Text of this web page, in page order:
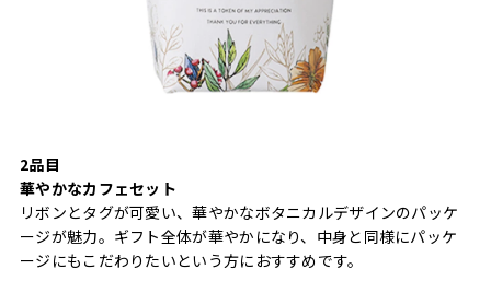
2品目
華やかなカフェセット
リボンとタグが可愛い、華やかなボタニカルデザインのパッケ
ージが魅力。ギフト全体が華やかになり、中身と同様にパッケ
ージにもこだわりたいという方におすすめです。